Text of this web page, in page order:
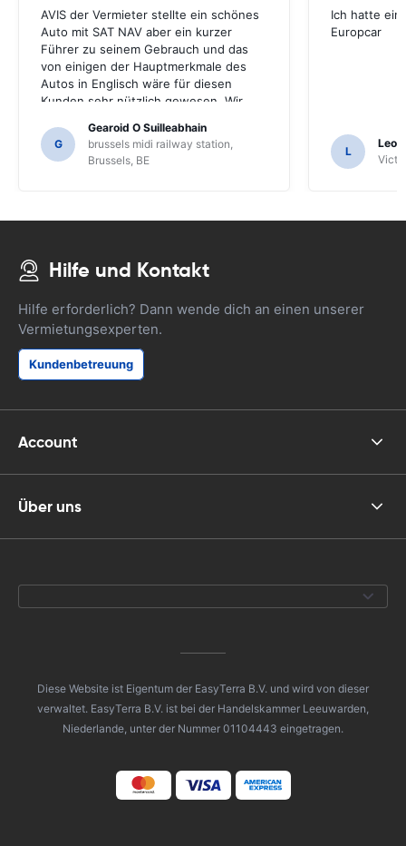
AVIS der Vermieter stellte ein schönes
Auto mit SAT NAV aber ein kurzer
Führer zu seinem Gebrauch und das
von einigen der Hauptmerkmale des
Autos in Englisch wäre für diesen
Kunden sehr nützlich gewesen. Wir
zur Führung fragen und nur dafür
hätten wir die Funktionen des SAT NAV
nicht herausgefunden.
G
Gearoid O Suilleabhain
brussels midi railway station,
Brussels, BE
Ich hatte
Europcar
L
Hilfe und Kontakt
Hilfe erforderlich? Dann wende dich an einen unserer
Vermietungsexperten.
Kundenbetreuung
Account
Über uns
Diese Website ist Eigentum der EasyTerra B.V. und wird von dieser
verwaltet. EasyTerra B.V. ist bei der Handelskammer Leeuwarden,
Niederlande, unter der Nummer 01104443 eingetragen.